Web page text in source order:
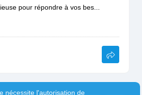
pour répondre à vos bes...
nécessite l'autorisation de